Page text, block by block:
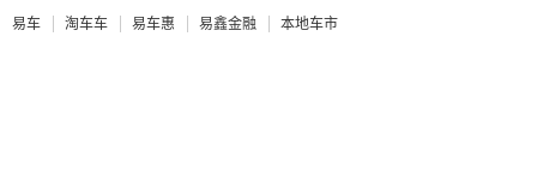
易车 淘车车 易车惠 易鑫金融 本地车市